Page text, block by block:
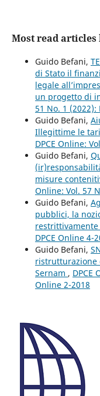
Most read articles
Guido Befani,
di Stato il
legale
un progetto di
51 No. 1 (2022):
Guido Befani,
Illegittime le
DPCE Online:
Guido Befani,
misure
Online: Vol. 57
Guido Befani,
pubblici, la
restrittivamente
DPCE Online 4-
Guido Befani,
ristrutturazione
Sernam , DPCE
Online 2-2018